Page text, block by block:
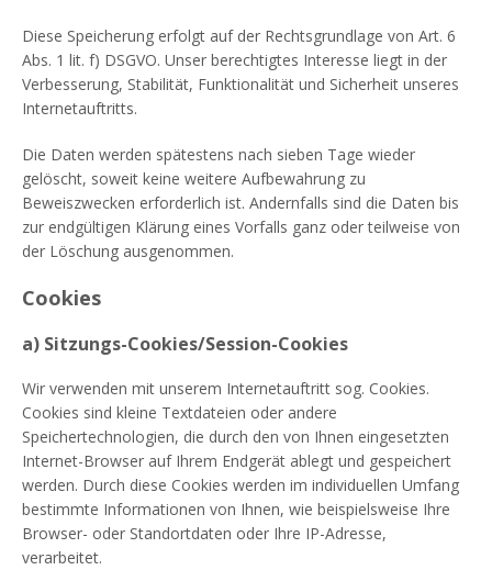
Diese Speicherung erfolgt auf der Rechtsgrundlage von Art. 6
Abs. 1 lit. f) DSGVO. Unser berechtigtes Interesse liegt in der
Verbesserung, Stabilität, Funktionalität und Sicherheit unseres
Internetauftritts.
Die Daten werden spätestens nach sieben Tage wieder
gelöscht, soweit keine weitere Aufbewahrung zu
Beweiszwecken erforderlich ist. Andernfalls sind die Daten bis
zur endgültigen Klärung eines Vorfalls ganz oder teilweise von
der Löschung ausgenommen.
Cookies
a) Sitzungs-Cookies/Session-Cookies
Wir verwenden mit unserem Internetauftritt sog. Cookies.
Cookies sind kleine Textdateien oder andere
Speichertechnologien, die durch den von Ihnen eingesetzten
Internet-Browser auf Ihrem Endgerät ablegt und gespeichert
werden. Durch diese Cookies werden im individuellen Umfang
bestimmte Informationen von Ihnen, wie beispielsweise Ihre
Browser- oder Standortdaten oder Ihre IP-Adresse,
verarbeitet.